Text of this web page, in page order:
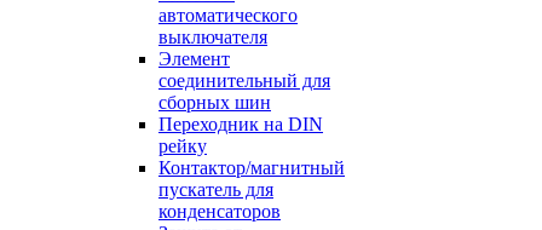
автоматического
выключателя
Элемент
соединительный для
сборных шин
Переходник на DIN
рейку
Контактор/магнитный
пускатель для
конденсаторов